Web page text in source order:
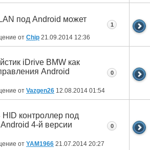
под Android может
от Chip 21.09.2014 12:36
1
iDrive BMW как
Android
от Vazgen26 12.08.2014 01:54
0
контроллер под
4-й версии
от YAM1966 21.07.2014 20:27
0